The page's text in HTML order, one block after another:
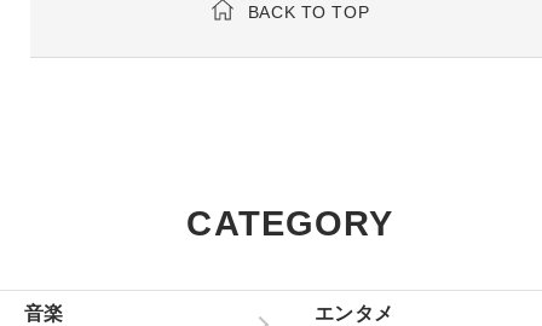
BACK TO TOP
CATEGORY
音楽 エンタメ